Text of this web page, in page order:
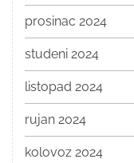
prosinac 2024
studeni 2024
listopad 2024
rujan 2024
kolovoz 2024